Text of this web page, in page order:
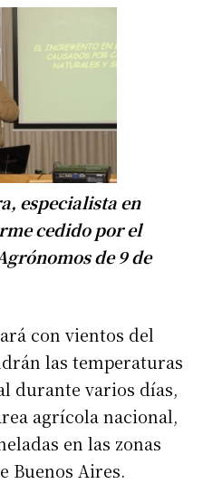
especialista en
cedido por el
de 9 de
con vientos del
las temperaturas
durante varios días,
agrícola nacional,
en las zonas
Buenos Aires.